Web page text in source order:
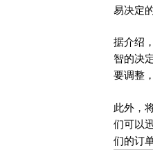
易决定
据介绍
智的决
要调整
此外，
们可以
们的订